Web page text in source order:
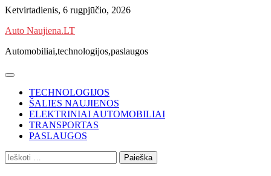
Skip
content
Ketvirtadienis, 6 rugpjūčio, 2026
Auto Naujiena.LT
Automobiliai,technologijos,paslaugos
TECHNOLOGIJOS
ŠALIES NAUJIENOS
ELEKTRINIAI AUTOMOBILIAI
TRANSPORTAS
PASLAUGOS
Ieškoti: